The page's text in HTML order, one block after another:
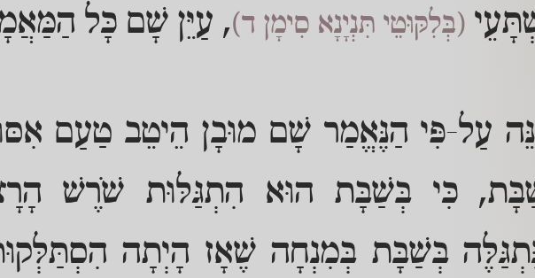
(בְּלִקּוּטֵי תִּנְיָנָא סִימָן ד), עַיֵּן שָׁם כָּל
עַל-פִּי הַנֶּאֱמַר שָׁם מוּבָן הֵיטֵב טַעַם
כִּי בְּשַׁבָּת הוּא הִתְגַּלּוּת שֹׁרֶשׁ
בְּשַׁבָּת בְּמִנְחָה שֶׁאָז הָיְתָה